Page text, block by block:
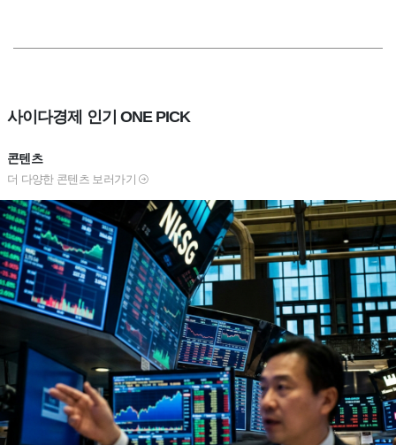
사이다경제 인기 ONE PICK
콘텐츠
더 다양한 콘텐츠 보러가기